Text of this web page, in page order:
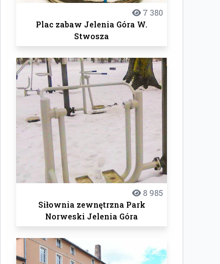
7 380
Plac zabaw Jelenia Góra W.
Stwosza
8 985
Siłownia zewnętrzna Park
Norweski Jelenia Góra